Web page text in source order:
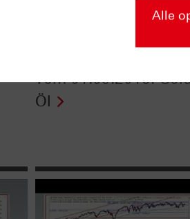
vom 01.09.2015:
Öl
Alle